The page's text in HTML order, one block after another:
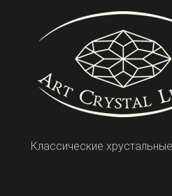
Классические